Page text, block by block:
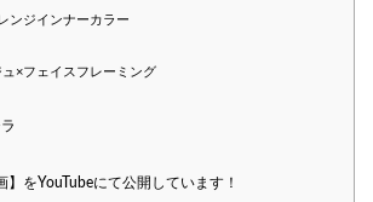
ンジインナーカラー
×フェイスフレーミング
】をYouTubeにて公開しています！